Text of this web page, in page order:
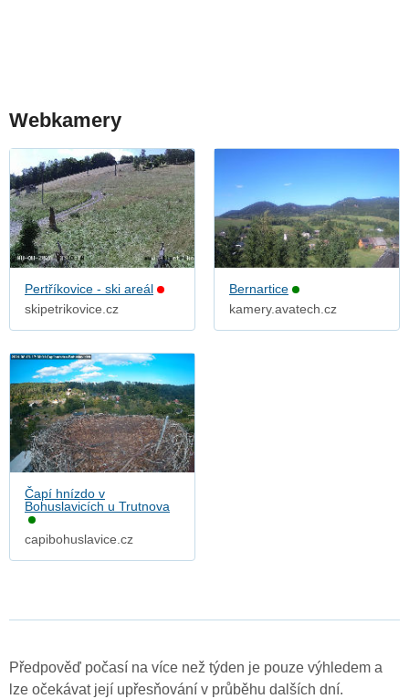
Webkamery
Pertříkovice - ski areál
skipetrikovice.cz
Bernartice
kamery.avatech.cz
Čapí hnízdo v
Bohuslavicích u Trutnova
capibohuslavice.cz
Předpověď počasí na více než týden je pouze výhledem a
lze očekávat její upřesňování v průběhu dalších dní.